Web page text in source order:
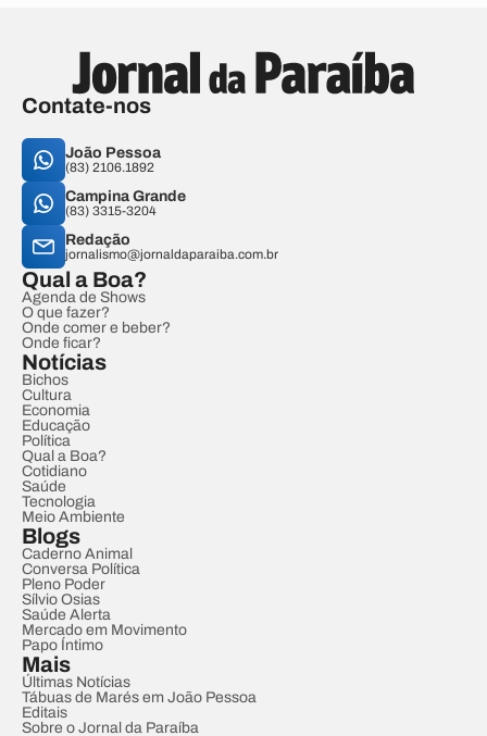
Contate-nos
João Pessoa
(83) 2106.1892
Campina Grande
(83) 3315-3204
Redação
jornalismo@jornaldaparaiba.com.br
Qual a Boa?
Agenda de Shows
O que fazer?
Onde comer e beber?
Onde ficar?
Notícias
Bichos
Cultura
Economia
Educação
Política
Qual a Boa?
Cotidiano
Saúde
Tecnologia
Meio Ambiente
Blogs
Caderno Animal
Conversa Política
Pleno Poder
Sílvio Osias
Saúde Alerta
Mercado em Movimento
Papo Íntimo
Mais
Últimas Notícias
Tábuas de Marés em João Pessoa
Editais
Sobre o Jornal da Paraíba